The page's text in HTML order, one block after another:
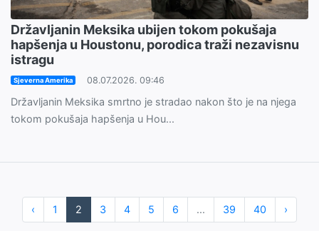
Državljanin Meksika ubijen tokom pokušaja
hapšenja u Houstonu, porodica traži nezavisnu
istragu
Sjeverna Amerika 08.07.2026. 09:46
Državljanin Meksika smrtno je stradao nakon što je na njega
tokom pokušaja hapšenja u Hou...
‹ 1 2 3 4 5 6 ... 39 40 ›